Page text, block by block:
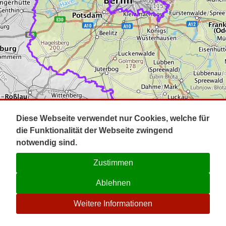
Impressum
Kontakt
☉
Diese Webseite verwendet nur Cookies, welche für
die Funktionalität der Webseite zwingend
notwendig sind.
Zustimmen
Ablehnen
Weitere Informationen